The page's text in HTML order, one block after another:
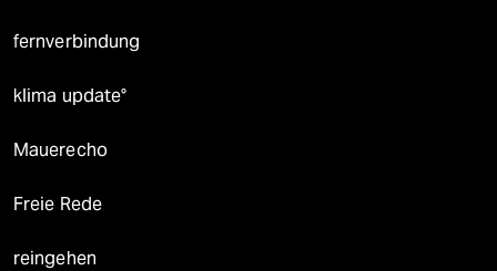
fernverbindung
klima update°
Mauerecho
Freie Rede
reingehen